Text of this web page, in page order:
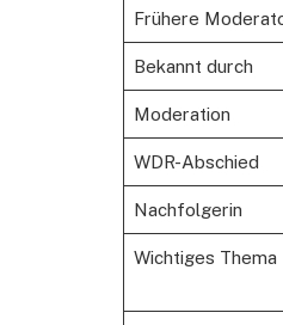
Frühere
Bekannt durch
Moderation
WDR-Abschied
Nachfolgerin
Wichtiges Thema